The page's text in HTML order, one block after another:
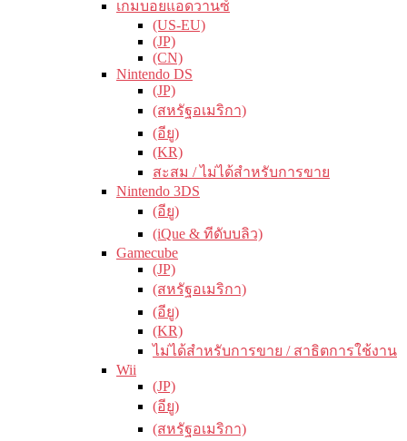
เกมบอยแอดวานซ์
(US-EU)
(JP)
(CN)
Nintendo DS
(JP)
(สหรัฐอเมริกา)
(อียู)
(KR)
สะสม / ไม่ได้สำหรับการขาย
Nintendo 3DS
(อียู)
(iQue & ทีดับบลิว)
Gamecube
(JP)
(สหรัฐอเมริกา)
(อียู)
(KR)
ไม่ได้สำหรับการขาย / สาธิตการใช้งาน
Wii
(JP)
(อียู)
(สหรัฐอเมริกา)